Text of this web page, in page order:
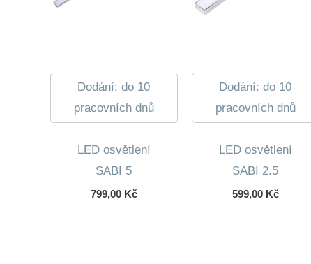
Dodání: do 10
pracovních dnů
LED osvětlení
SABI 5
799,00 Kč
Dodání: do 10
pracovních dnů
LED osvětlení
SABI 2.5
599,00 Kč